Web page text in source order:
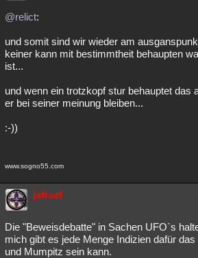
@relict:
und somit sind wir wieder am
keiner kann mit bestimmtheit behaupten
ist...
und wenn ein trotzkopf stur behauptet das
er bei seiner meinung bleiben...
:-))
www.sogno55.com
jafrael
Die "Beweisdebatte" in Sachen UFO`s
mich gibt es jede Menge Indizien dafür
und Mumpitz sein kann.